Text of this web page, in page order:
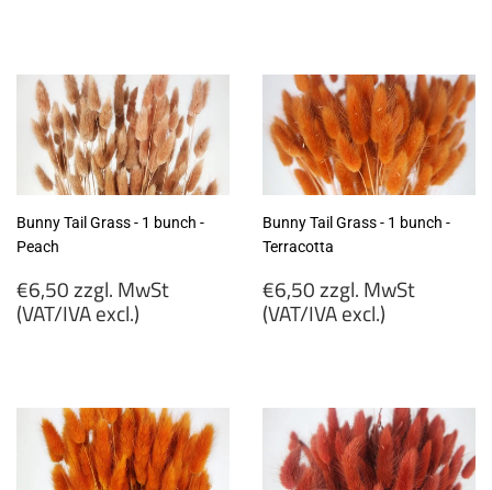
MwSt
(VAT/IVA
excl.)
MwSt
(VAT/IVA
excl.)
Bunny Tail Grass - 1 bunch -
Peach
Regular
price
€6,50 zzgl. MwSt
(VAT/IVA excl.)
MwSt
(VAT/IVA
excl.)
Bunny Tail Grass - 1 bunch -
Terracotta
Regular
price
€6,50 zzgl. MwSt
(VAT/IVA excl.)
MwSt
(VAT/IVA
excl.)